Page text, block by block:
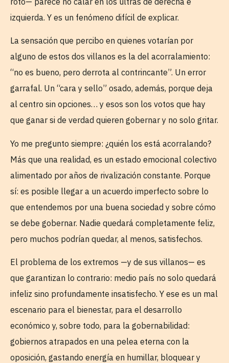
izquierda. Y es un fenómeno difícil de explicar.
La sensación que percibo en quienes votarían por
alguno de estos dos villanos es la del acorralamiento:
“no es bueno, pero derrota al contrincante”. Un error
garrafal. Un “cara y sello” osado, además, porque deja
al centro sin opciones… y esos son los votos que hay
que ganar si de verdad quieren gobernar y no solo gritar.
Yo me pregunto siempre: ¿quién los está acorralando?
Más que una realidad, es un estado emocional colectivo
alimentado por años de rivalización constante. Porque
sí: es posible llegar a un acuerdo imperfecto sobre lo
que entendemos por una buena sociedad y sobre cómo
se debe gobernar. Nadie quedará completamente feliz,
pero muchos podrían quedar, al menos, satisfechos.
El problema de los extremos —y de sus villanos— es
que garantizan lo contrario: medio país no solo quedará
infeliz sino profundamente insatisfecho. Y ese es un mal
escenario para el bienestar, para el desarrollo
económico y, sobre todo, para la gobernabilidad:
gobiernos atrapados en una pelea eterna con la
oposición, gastando energía en humillar, bloquear y